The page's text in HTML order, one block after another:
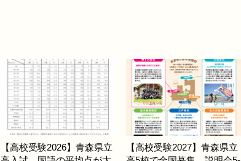
【高校受験2026】青森県立
【高校受験2027】青森県立